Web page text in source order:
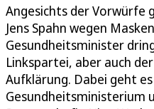
Angesichts der Vorwürfe
Jens Spahn wegen
Gesundheitsminister
Linkspartei, aber auch
Aufklärung. Dabei geht
Gesundheitsministerium